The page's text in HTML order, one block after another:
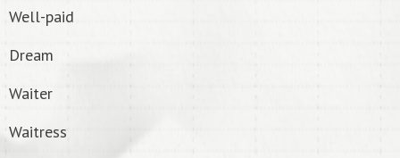
Well-paid
Dream
Waiter
Waitress